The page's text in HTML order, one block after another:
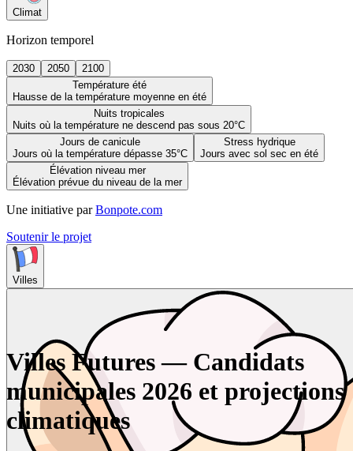
Climat
Horizon temporel
2030 2050
2100
Température été
Hausse de la température moyenne en été
Nuits tropicales
Nuits où la température ne descend pas sous 20°C
Jours de canicule
Jours où la température dépasse 35°C
Stress hydrique
Jours avec sol sec en été
Élévation niveau mer
Élévation prévue du niveau de la mer
Une initiative par Bonpote.com
Soutenir le projet
Villes
Villes Futures — Candidats
municipales 2026 et projections
climatiques